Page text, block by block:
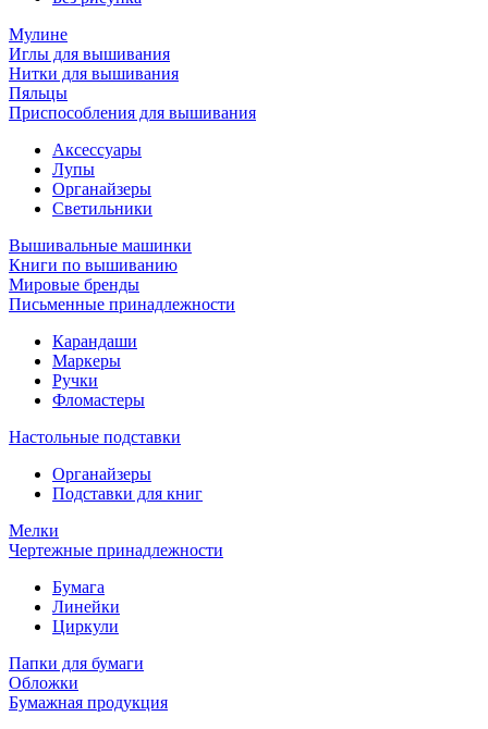
Мулине
Иглы для вышивания
Нитки для вышивания
Пяльцы
Приспособления для вышивания
Аксессуары
Лупы
Органайзеры
Светильники
Вышивальные машинки
Книги по вышиванию
Мировые бренды
Письменные принадлежности
Карандаши
Маркеры
Ручки
Фломастеры
Настольные подставки
Органайзеры
Подставки для книг
Мелки
Чертежные принадлежности
Бумага
Линейки
Циркули
Папки для бумаги
Обложки
Бумажная продукция